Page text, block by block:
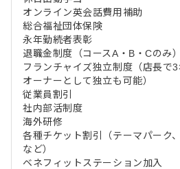
オンライン英会話費用補助
総合福祉団体保険
永年勤続者表彰
退職金制度（コースA・B・Cのみ）
フランチャイズ独立制度（店長で
オーナーとして独立も可能）
従業員割引
社内部活制度
海外研修
各種チケット割引（テーマパーク
など）
ベネフィットステーション加入